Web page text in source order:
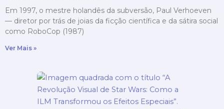
Em 1997, o mestre holandês da subversão, Paul Verhoeven
— diretor por trás de joias da ficção científica e da sátira social
como RoboCop (1987)
Ver Mais »